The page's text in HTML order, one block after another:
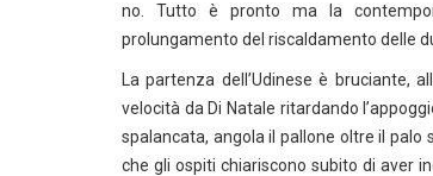
no. Tutto è pronto ma la
prolungamento del riscaldamento delle
La partenza dell’Udinese è
velocità da Di Natale ritardando
spalancata, angola il pallone oltre il palo
che gli ospiti chiariscono subito di aver